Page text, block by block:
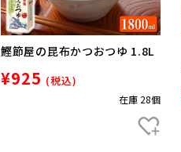
鰹節屋の昆布かつおつゆ 1.8L
¥925 (税込)
在庫 28個